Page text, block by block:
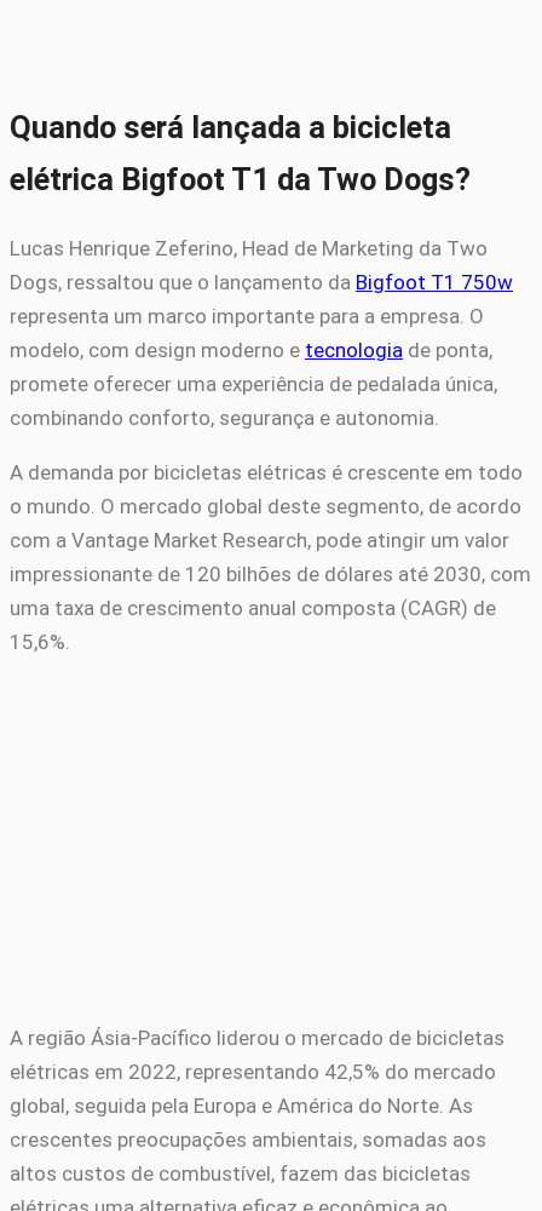
Quando será lançada a bicicleta
elétrica Bigfoot T1 da Two Dogs?
Lucas Henrique Zeferino, Head de Marketing da Two
Dogs, ressaltou que o lançamento da Bigfoot T1 750w
representa um marco importante para a empresa. O
modelo, com design moderno e tecnologia de ponta,
promete oferecer uma experiência de pedalada única,
combinando conforto, segurança e autonomia.
A demanda por bicicletas elétricas é crescente em todo
o mundo. O mercado global deste segmento, de acordo
com a Vantage Market Research, pode atingir um valor
impressionante de 120 bilhões de dólares até 2030, com
uma taxa de crescimento anual composta (CAGR) de
15,6%.
A região Ásia-Pacífico liderou o mercado de bicicletas
elétricas em 2022, representando 42,5% do mercado
global, seguida pela Europa e América do Norte. As
crescentes preocupações ambientais, somadas aos
altos custos de combustível, fazem das bicicletas